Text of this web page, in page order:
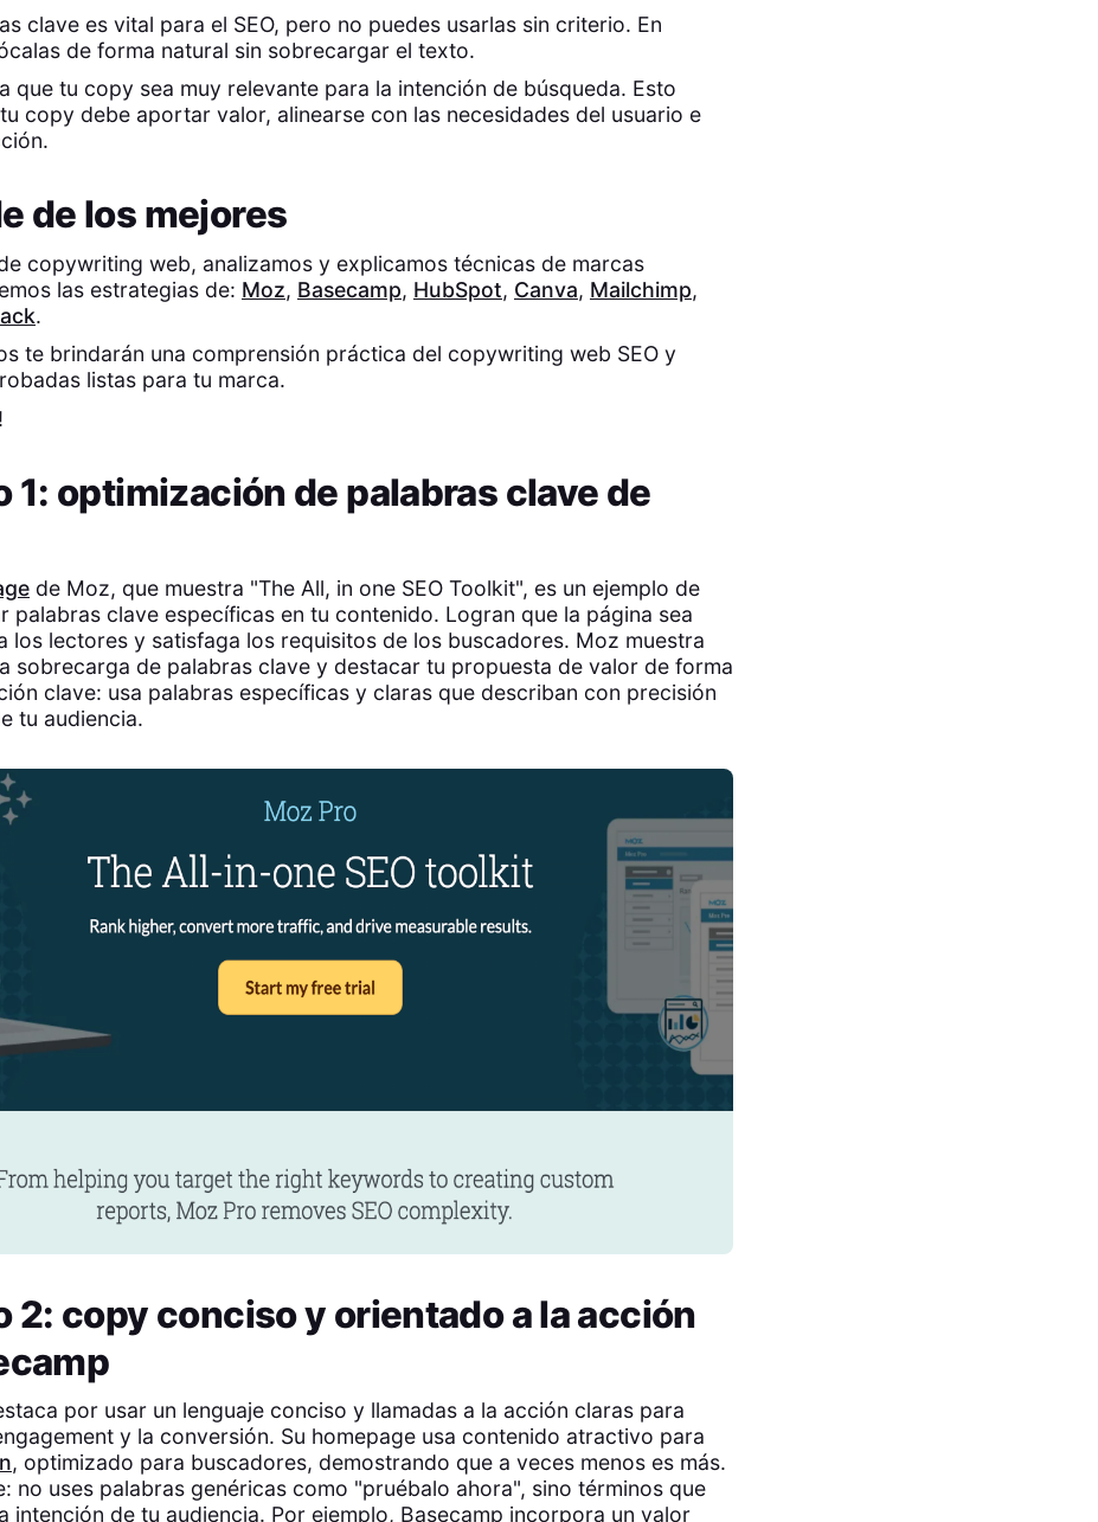
clave es vital para el SEO, pero no puedes usarlas sin criterio. En
de forma natural sin sobrecargar el texto.
que tu copy sea muy relevante para la intención de búsqueda. Esto
copy debe aportar valor, alinearse con las necesidades del usuario e
de los mejores
copywriting web, analizamos y explicamos técnicas de marcas
las estrategias de: Moz, Basecamp, HubSpot, Canva, Mailchimp,
.
te brindarán una comprensión práctica del copywriting web SEO y
listas para tu marca.
1: optimización de palabras clave de
de Moz, que muestra "The All, in one SEO Toolkit", es un ejemplo de
palabras clave específicas en tu contenido. Logran que la página sea
los lectores y satisfaga los requisitos de los buscadores. Moz muestra
sobrecarga de palabras clave y destacar tu propuesta de valor de forma
clave: usa palabras específicas y claras que describan con precisión
tu audiencia.
2: copy conciso y orientado a la acción
por usar un lenguaje conciso y llamadas a la acción claras para
y la conversión. Su homepage usa contenido atractivo para
, optimizado para buscadores, demostrando que a veces menos es más.
no uses palabras genéricas como "pruébalo ahora", sino términos que
intención de tu audiencia. Por ejemplo, Basecamp incorpora un valor